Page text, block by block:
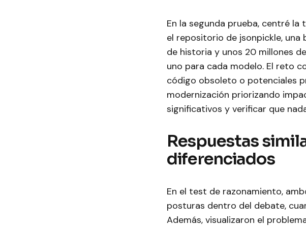
En la segunda prueba, centré
el repositorio de jsonpickle, una
de historia y unos 20 millones
uno para cada modelo. El reto
código obsoleto o potenciales
modernización priorizando
significativos y verificar que
Respuestas
diferenciados
En el test de razonamiento,
posturas dentro del debate,
Además, visualizaron el